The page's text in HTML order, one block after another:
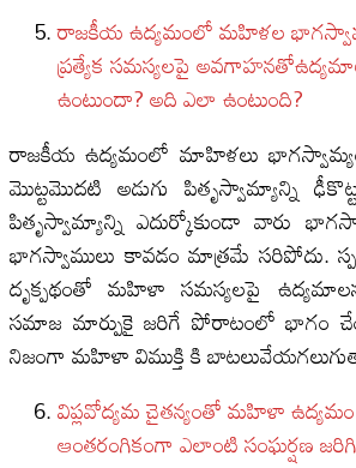
రాజకీయ ఉద్యమంలో మహిళల
ప్రత్యేక సమస్యలపై
ఉంటుందా? అది ఎలా ఉంటుంది?
రాజకీయ ఉద్యమంలో మాహిళలు
మొట్టమొదటి అడుగు పితృస్వామ్యాన్ని
పితృస్వామ్యాన్ని ఎదుర్కోకుండా వారు
భాగస్వాములు కావడం మాత్రమే సరిపోదు.
దృక్పథంతో మహిళా సమస్యలపై
సమాజ మార్పుకై జరిగే పోరాటంలో భాగం
నిజంగా మహిళా విముక్తి కి
విప్లవోద్యమ చైతన్యంతో మహిళా
ఆంతరంగికంగా ఎలాంటి సంఘర్షణ